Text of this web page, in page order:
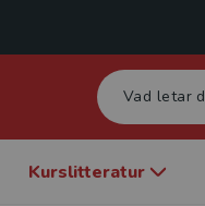
Kurslitteratur